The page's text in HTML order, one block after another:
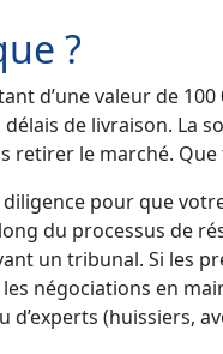
?
d’une valeur de 100
de livraison. La
retirer le marché. Que
pour que
du processus de
un tribunal. Si les
négociations en
(huissiers,